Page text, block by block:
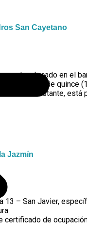
San Cayetano
ubicado en el
un total de quince
No obstante,
Jazmín
13 – San Javier,
certificado de